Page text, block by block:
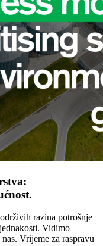
razina potrošnje
Vidimo
Vrijeme za raspravu